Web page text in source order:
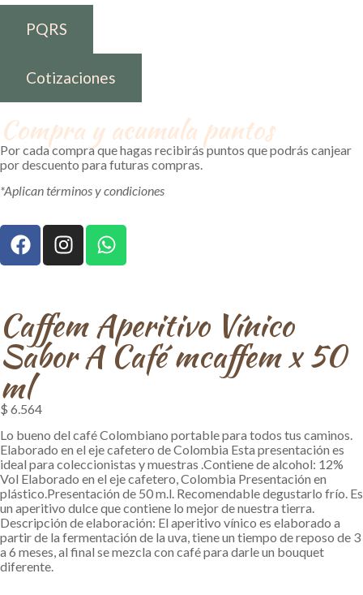
PQRS
Cotizaciones
Compra y acumula puntos
Por cada compra que hagas recibirás puntos que podrás canjear
por descuento para futuras compras.
*Aplican términos y condiciones
Caffem Aperitivo Ví­nico
Sabor A Café mcaffem x 50
ml
$ 6.564
Lo bueno del café Colombiano portable para todos tus caminos.
Elaborado en el eje cafetero de Colombia Esta presentación es
ideal para coleccionistas y muestras .Contiene de alcohol: 12%
Vol Elaborado en el eje cafetero, Colombia Presentación en
plástico.Presentación de 50 m.l. Recomendable degustarlo frío. Es
un aperitivo dulce que contiene lo mejor de nuestra tierra.
Descripción de elaboración: El aperitivo vínico es elaborado a
partir de la fermentación de la uva, tiene un tiempo de reposo de 3
a 6 meses, al final se mezcla con café para darle un bouquet
diferente.